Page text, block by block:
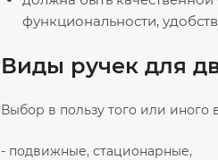
функциональности,
Виды ручек для
Выбор в пользу того или иного
- подвижные, стационарные,